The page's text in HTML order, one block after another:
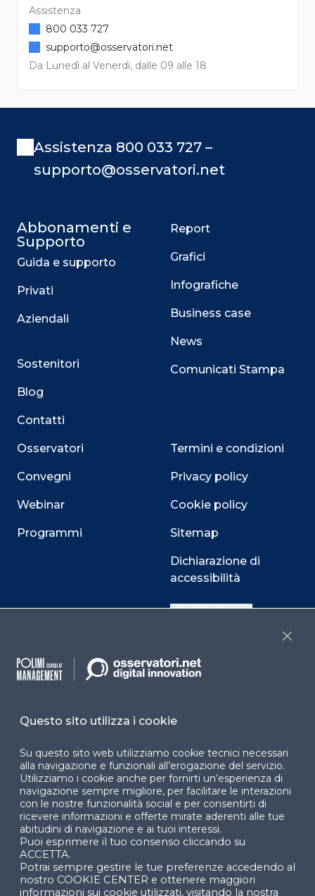
Assistenza
Da Lunedì al Venerdì, dalle 09 alle 18
800 033 727
supporto@osservatori.net
Assistenza 800 033 727 –
supporto@osservatori.net
Abbonamenti e
Supporto
Guida e supporto
Privati
Aziendali
Sostenitori
Blog
Contatti
Osservatori
Convegni
Webinar
Programmi
Report
Grafici
Infografiche
Business case
News
Comunicati Stampa
Termini e condizioni
Privacy policy
Cookie policy
Sitemap
Dichiarazione di
accessibilità
Cookie Center
Facebook LinkedIn
© 2024 Copyright © Politecnico di Milano Dipartimento
di Ingegneria Gestionale
Questo sito utilizza i cookie
Su questo sito web utilizziamo cookie tecnici necessari
alla navigazione e funzionali all’erogazione del servizio.
Utilizziamo i cookie anche per fornirti un’esperienza di
navigazione sempre migliore, per facilitare le interazioni
con le nostre funzionalità social e per consentirti di
ricevere informazioni e offerte mirate aderenti alle tue
abitudini di navigazione e ai tuoi interessi.
Puoi esprimere il tuo consenso cliccando su
ACCETTA.
Potrai sempre gestire le tue preferenze accedendo al
nostro COOKIE CENTER e ottenere maggiori
informazioni sui cookie utilizzati, visitando la nostra